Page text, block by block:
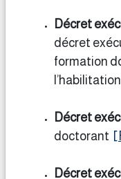
Décret
décret
formation
l’habilitation
Décret
doctorant
Décret